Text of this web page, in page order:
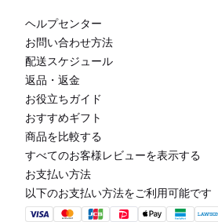
ヘルプセンター
お問い合わせ方法
配送スケジュール
返品・返金
お役立ちガイド
おすすめギフト
商品を比較する
すべてのお客様レビューを表示する
お支払い方法
以下のお支払い方法をご利用可能です